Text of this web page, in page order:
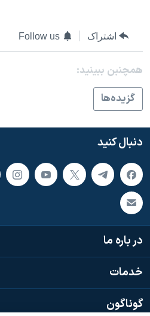
اشتراک Follow us
همچنبن ببینید:
گزيده‌ها
دنبال کنید
در باره ما
خدمات
گوناگون